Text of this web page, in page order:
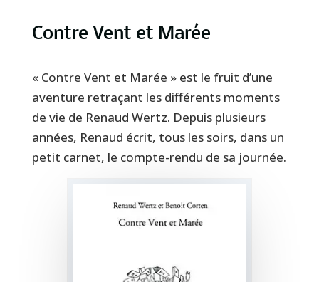
Contre Vent et Marée
« Contre Vent et Marée » est le fruit d’une
aventure retraçant les différents moments
de vie de Renaud Wertz. Depuis plusieurs
années, Renaud écrit, tous les soirs, dans un
petit carnet, le compte-rendu de sa journée.